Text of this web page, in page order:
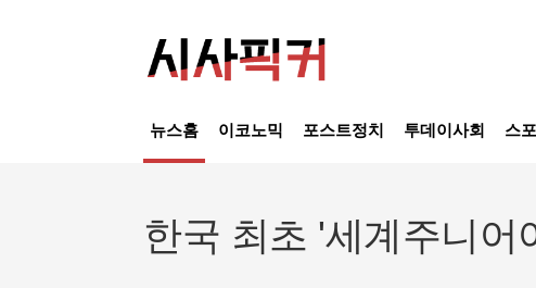
뉴스홈 이코노믹 포스트정치 투데이사회 스
한국 최초 '세계주니어